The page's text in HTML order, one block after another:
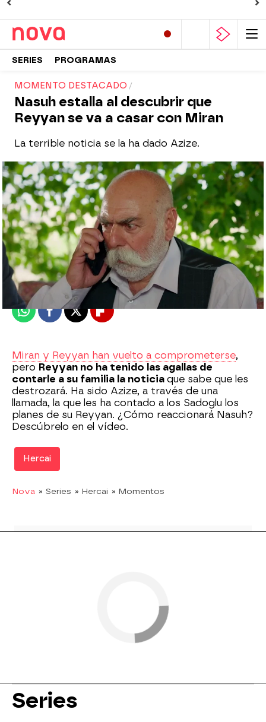
SERIES PROGRAMAS
MOMENTO DESTACADO
Nasuh estalla al descubrir que
Reyyan se va a casar con Miran
La terrible noticia se la ha dado Azize.
Nova
Madrid
Publicado: 05 de abril de 2020, 23:18
WhatsappFacebook
X Flipboard
Miran y Reyyan han vuelto a comprometerse,
pero Reyyan no ha tenido las agallas de
contarle a su familia la noticia que sabe que les
destrozará. Ha sido Azize, a través de una
llamada, la que les ha contado a los Sadoglu los
planes de su Reyyan. ¿Cómo reaccionará Nasuh?
Descúbrelo en el vídeo.
Hercai
Nova » Series » Hercai » Momentos
Series